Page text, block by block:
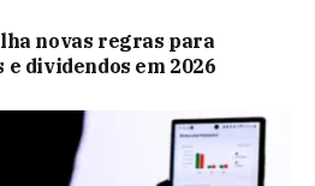
novas regras para
dividendos em 2026